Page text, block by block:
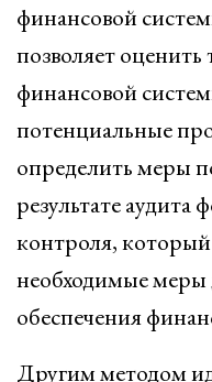
финансовой
позволяет оценить
финансовой
потенциальные
определить меры
результате аудита
контроля, который
необходимые
обеспечения
Другим методом